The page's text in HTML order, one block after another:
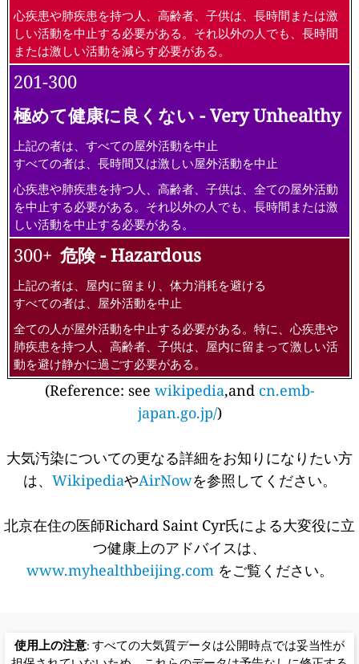
心疾患や肺疾患を持つ人、高齢者、子供は、長時間または激
しい活動を中止する必要がある。それ以外の人でも、長時間
または激しい活動を減らす必要がある。
201-300
極めて健康に良くない - Very Unhealthy
上記の者は、すべての屋外活動を中止
すべての者は、長時間又は激しい屋外活動を中止
心疾患や肺疾患を持つ人、高齢者、子供は、全ての屋外活動
を中止する必要がある。それ以外の人でも、長時間または激
しい活動を中止する必要がある。
300+ 危険 - Hazardous
上記の者は、屋内に留まり、体力消耗を避ける
すべての者は、屋外活動を中止
全ての人が屋外活動を中止する必要がある。特に、心疾患や
肺疾患を持つ人、高齢者、子供は、屋内に留まって激しい活
動を避け静かに過ごす必要がある。
(Reference: see wikipedia,and cn.emb-
japan.go.jp/)
大気汚染についての更なる詳細をお知りになりたい方
は、 WikipediaやAirNowを参照してください。
北京在住の医師Richard Saint Cyr氏による大変役に立
つ健康上のアドバイスは、
www.myhealthbeijing.com をご覧ください。
使用上の注意: すべての大気質データは公開時点では妥当性が